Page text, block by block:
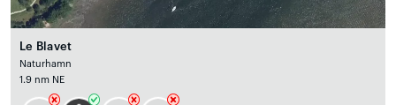
Le Blavet
Naturhamn
1.9 nm NE